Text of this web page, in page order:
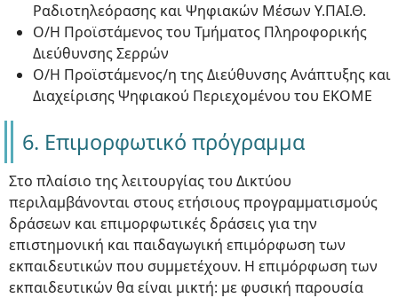
Ραδιοτηλεόρασης και Ψηφιακών Μέσων Υ.ΠΑΙ.Θ.
Ο/Η Προϊστάμενος του Τμήματος Πληροφορικής
Διεύθυνσης Σερρών
Ο/Η Προϊστάμενος/η της Διεύθυνσης Ανάπτυξης και
Διαχείρισης Ψηφιακού Περιεχομένου του ΕΚΟΜΕ
6. Επιμορφωτικό πρόγραμμα
Στο πλαίσιο της λειτουργίας του Δικτύου
περιλαμβάνονται στους ετήσιους προγραμματισμούς
δράσεων και επιμορφωτικές δράσεις για την
επιστημονική και παιδαγωγική επιμόρφωση των
εκπαιδευτικών που συμμετέχουν. Η επιμόρφωση των
εκπαιδευτικών θα είναι μικτή: με φυσική παρουσία